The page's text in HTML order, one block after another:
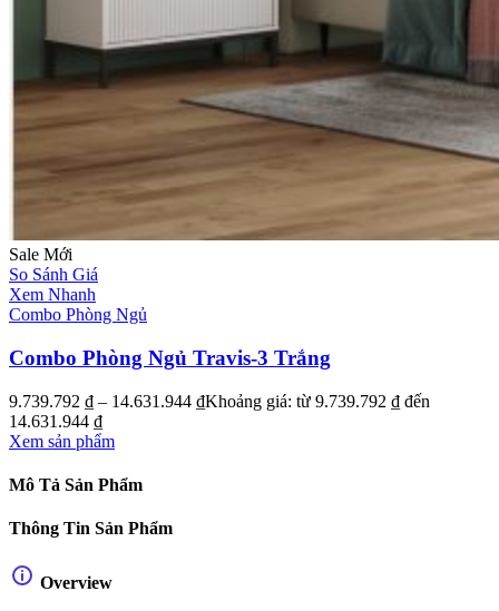
Sale Mới
So Sánh Giá
Xem Nhanh
Combo Phòng Ngủ
Combo Phòng Ngủ Travis-3 Trắng
9.739.792 ₫ – 14.631.944 ₫Khoảng giá: từ 9.739.792 ₫ đến
14.631.944 ₫
Xem sản phẩm
Mô Tả Sản Phẩm
Thông Tin Sản Phẩm
Overview